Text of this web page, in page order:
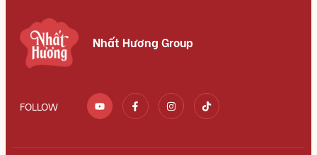
Nhất Hương Group
FOLLOW